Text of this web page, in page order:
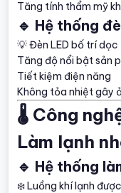
Tăng tính thẩm mỹ
🔹 Hệ thống
💡 Đèn LED bố trí
Tăng độ nổi bật sản
Tiết kiệm điện năng
Không tỏa nhiệt gây
🌡️ Công
Làm lạnh
🔹 Hệ thống
❄️ Luồng khí lạnh